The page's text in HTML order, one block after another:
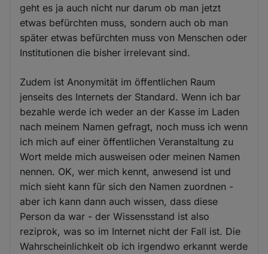
geht es ja auch nicht nur darum ob man jetzt
etwas befürchten muss, sondern auch ob man
später etwas befürchten muss von Menschen oder
Institutionen die bisher irrelevant sind.
Zudem ist Anonymität im öffentlichen Raum
jenseits des Internets der Standard. Wenn ich bar
bezahle werde ich weder an der Kasse im Laden
nach meinem Namen gefragt, noch muss ich wenn
ich mich auf einer öffentlichen Veranstaltung zu
Wort melde mich ausweisen oder meinen Namen
nennen. OK, wer mich kennt, anwesend ist und
mich sieht kann für sich den Namen zuordnen -
aber ich kann dann auch wissen, dass diese
Person da war - der Wissensstand ist also
reziprok, was so im Internet nicht der Fall ist. Die
Wahrscheinlichkeit ob ich irgendwo erkannt werde